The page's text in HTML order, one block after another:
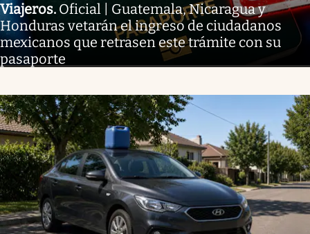
Viajeros. Oficial | Guatemala, Nicaragua y
Honduras vetarán el ingreso de ciudadanos
mexicanos que retrasen este trámite con su
pasaporte